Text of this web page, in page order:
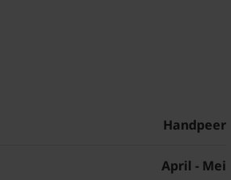
Handpeer
April - Mei